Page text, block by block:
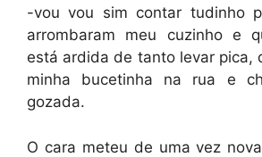
-vou vou sim contar tudinho
arrombaram meu cuzinho e
está ardida de tanto levar pica,
minha bucetinha na rua e
gozada.
O cara meteu de uma vez